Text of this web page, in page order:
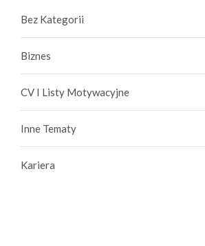
Bez Kategorii
Biznes
CV I Listy Motywacyjne
Inne Tematy
Kariera